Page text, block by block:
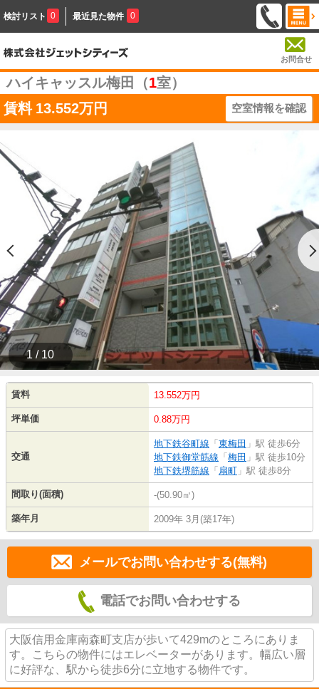
検討リスト 0 最近見た物件 0
お問合せ
ハイキャッスル梅田（1室）
賃料 13.552万円 空室情報を確認
1 / 10
賃料 13.552万円
坪単価 0.88万円
交通
地下鉄谷町線 「 東梅田 」駅 徒歩6分
地下鉄御堂筋線 「 梅田 」駅 徒歩10分
地下鉄堺筋線 「 扇町 」駅 徒歩8分
間取り(面積) -(50.90㎡)
築年月 2009年 3月(築17年)
メールでお問い合わせする(無料)
電話でお問い合わせする
大阪信用金庫南森町支店が歩いて429mのところにありま
す。こちらの物件にはエレベーターがあります。幅広い層
に好評な、駅から徒歩6分に立地する物件です。